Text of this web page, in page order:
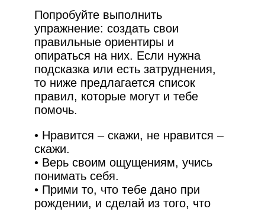
Попробуйте выполнить
упражнение: создать свои
правильные ориентиры и
опираться на них. Если нужна
подсказка или есть затруднения,
то ниже предлагается список
правил, которые могут и тебе
помочь.
• Нравится – скажи, не нравится –
скажи.
• Верь своим ощущениям, учись
понимать себя.
• Прими то, что тебе дано при
рождении, и сделай из того, что